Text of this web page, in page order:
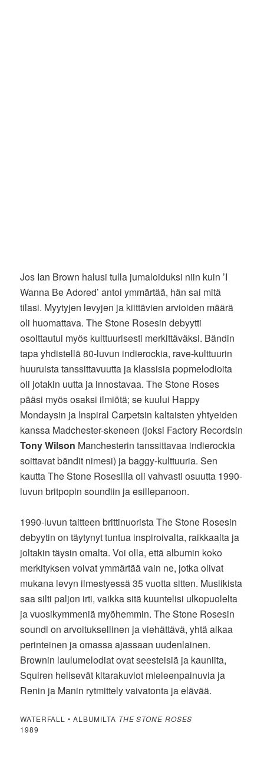
Jos Ian Brown halusi tulla jumaloiduksi niin kuin ’I
Wanna Be Adored’ antoi ymmärtää, hän sai mitä
tilasi. Myytyjen levyjen ja kiittävien arvioiden määrä
oli huomattava. The Stone Rosesin debyytti
osoittautui myös kulttuurisesti merkittäväksi. Bändin
tapa yhdistellä 80-luvun indierockia, rave-kulttuurin
huuruista tanssittavuutta ja klassisia popmelodioita
oli jotakin uutta ja innostavaa. The Stone Roses
pääsi myös osaksi ilmiötä; se kuului Happy
Mondaysin ja Inspiral Carpetsin kaltaisten yhtyeiden
kanssa Madchester-skeneen (joksi Factory Recordsin
Tony Wilson Manchesterin tanssittavaa indierockia
soittavat bändit nimesi) ja baggy-kulttuuria. Sen
kautta The Stone Rosesilla oli vahvasti osuutta 1990-
luvun britpopin soundiin ja esillepanoon.
1990-luvun taitteen brittinuorista The Stone Rosesin
debyytin on täytynyt tuntua inspiroivalta, raikkaalta ja
joltakin täysin omalta. Voi olla, että albumin koko
merkityksen voivat ymmärtää vain ne, jotka olivat
mukana levyn ilmestyessä 35 vuotta sitten. Musiikista
saa silti paljon irti, vaikka sitä kuuntelisi ulkopuolelta
ja vuosikymmeniä myöhemmin. The Stone Rosesin
soundi on arvoituksellinen ja viehättävä, yhtä aikaa
perinteinen ja omassa ajassaan uudenlainen.
Brownin laulumelodiat ovat seesteisiä ja kauniita,
Squiren helisevät kitarakuviot mieleenpainuvia ja
Renin ja Manin rytmittely vaivatonta ja elävää.
WATERFALL • ALBUMILTA THE STONE ROSES
1989